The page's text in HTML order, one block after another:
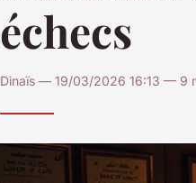
échecs
Dinaïs — 19/03/2026 16:13 — 9